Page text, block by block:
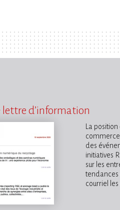
lettre d’information
La
des
initiatives
sur les
tendances
courriel